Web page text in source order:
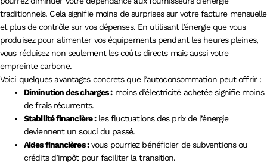
traditionnels. Cela signifie moins de surprises sur votre facture mensuelle
et plus de contrôle sur vos dépenses. En utilisant l’énergie que vous
produisez pour alimenter vos équipements pendant les heures pleines,
vous réduisez non seulement les coûts directs mais aussi votre
empreinte carbone.
Voici quelques avantages concrets que l’autoconsommation peut offrir :
Diminution des charges :moins d’électricité achetée signifie moins
de frais récurrents.
Stabilité financière :les fluctuations des prix de l’énergie
deviennent un souci du passé.
Aides financières :vous pourriez bénéficier de subventions ou
crédits d’impôt pour faciliter la transition.